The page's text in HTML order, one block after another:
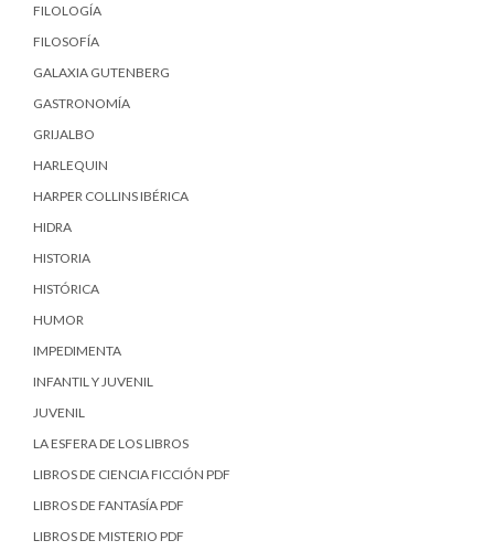
FILOLOGÍA
FILOSOFÍA
GALAXIA GUTENBERG
GASTRONOMÍA
GRIJALBO
HARLEQUIN
HARPER COLLINS IBÉRICA
HIDRA
HISTORIA
HISTÓRICA
HUMOR
IMPEDIMENTA
INFANTIL Y JUVENIL
JUVENIL
LA ESFERA DE LOS LIBROS
LIBROS DE CIENCIA FICCIÓN PDF
LIBROS DE FANTASÍA PDF
LIBROS DE MISTERIO PDF